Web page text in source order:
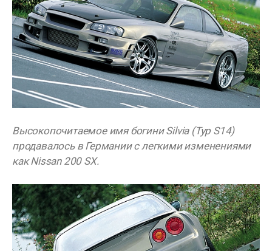
Высокопочитаемое имя богини Silvia (Typ S14)
продавалось в Германии с легкими изменениями
как Nissan 200 SX.